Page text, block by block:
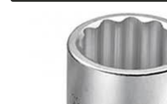
Alicate Anéis Interno Reto 3.3/8 pol x 6.1/2
Alicate Bico Curvo - Cod 01781
Alicate Bico Reto - Cod 02804
Alicate Bico Reto Tipo Telefone - Cod 02911